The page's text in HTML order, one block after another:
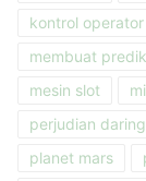
kontrol operator
membuat
mesin slot
perjudian daring
planet mars